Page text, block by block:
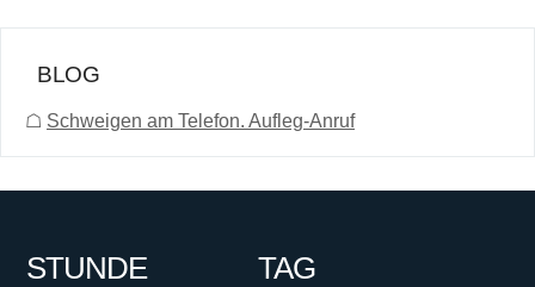
BLOG
☖ Schweigen am Telefon. Aufleg-Anruf
STUNDE TAG